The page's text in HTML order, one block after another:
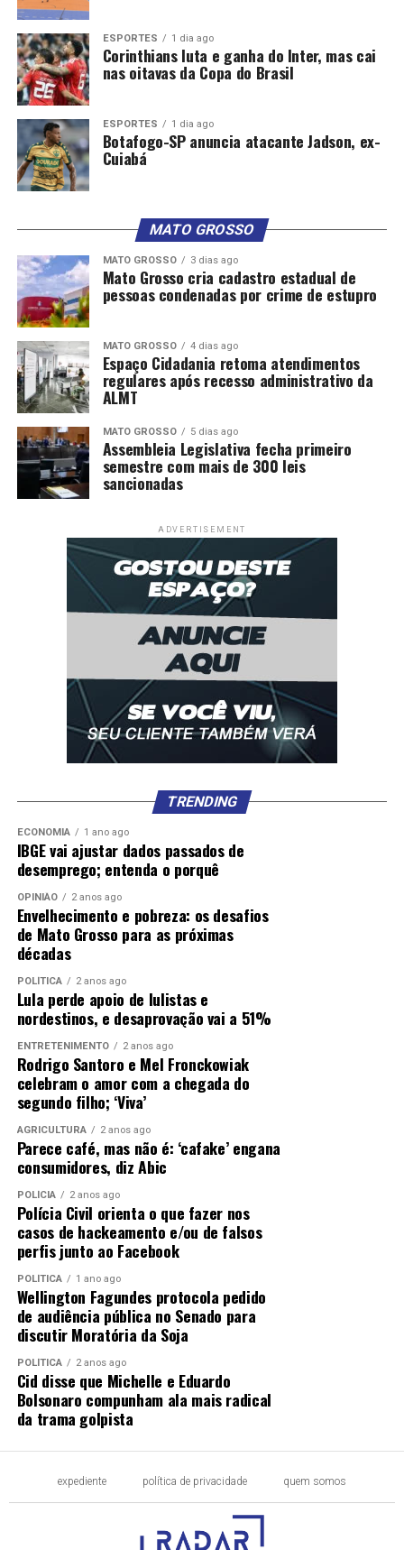
ESPORTES 1 dia ago
Corinthians luta e ganha do Inter, mas cai
nas oitavas da Copa do Brasil
ESPORTES 1 dia ago
Botafogo-SP anuncia atacante Jadson, ex-
Cuiabá
MATO GROSSO
MATO GROSSO 3 dias ago
Mato Grosso cria cadastro estadual de
pessoas condenadas por crime de estupro
MATO GROSSO 4 dias ago
Espaço Cidadania retoma atendimentos
regulares após recesso administrativo da
ALMT
MATO GROSSO 5 dias ago
Assembleia Legislativa fecha primeiro
semestre com mais de 300 leis
sancionadas
ADVERTISEMENT
TRENDING
ECONOMIA 1 ano ago
IBGE vai ajustar dados passados de
desemprego; entenda o porquê
OPINIÃO 2 anos ago
Envelhecimento e pobreza: os desafios
de Mato Grosso para as próximas
décadas
POLÍTICA 2 anos ago
Lula perde apoio de lulistas e
nordestinos, e desaprovação vai a 51%
ENTRETENIMENTO 2 anos ago
Rodrigo Santoro e Mel Fronckowiak
celebram o amor com a chegada do
segundo filho; ‘Viva’
AGRICULTURA 2 anos ago
Parece café, mas não é: ‘cafake’ engana
consumidores, diz Abic
POLÍCIA 2 anos ago
Polícia Civil orienta o que fazer nos
casos de hackeamento e/ou de falsos
perfis junto ao Facebook
POLÍTICA 1 ano ago
Wellington Fagundes protocola pedido
de audiência pública no Senado para
discutir Moratória da Soja
POLÍTICA 2 anos ago
Cid disse que Michelle e Eduardo
Bolsonaro compunham ala mais radical
da trama golpista
expediente política de privacidade quem somos